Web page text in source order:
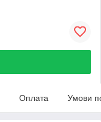
Оплата Умови